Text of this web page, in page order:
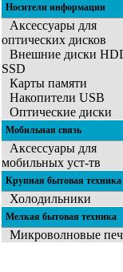
Носители информации
Аксессуары для
оптических дисков
Внешние диски
SSD
Карты памяти
Накопители USB
Оптические диски
Мобильная связь
Аксессуары для
мобильных уст-тв
Крупная бытовая техника
Холодильники
Мелкая бытовая техника
Микроволновые